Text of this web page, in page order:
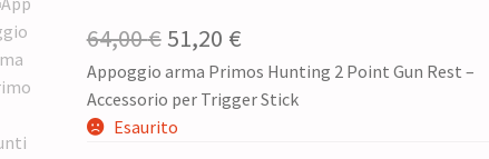
64,00€ Il
prezzo
originale
51,20 €Il
prezzo
attuale
Appoggio arma Primos Hunting 2 Point Gun Rest –
Accessorio per Trigger Stick
Esaurito